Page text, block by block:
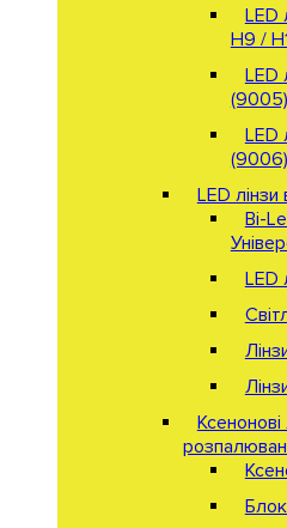
LED
H9 /
LED
(9005)
LED
(9006)
LED
Bi-
LED